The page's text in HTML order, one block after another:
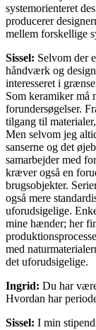
systemorienteret
producerer
mellem forskellige
Sissel: Selvom der
håndværk og
interesseret i
Som keramiker må
forundersøgelser.
tilgang til
Men selvom jeg
sanserne og det
samarbejder med
kræver også en
brugsobjekter.
også mere
uforudsigelige.
mine hænder; her
med
det uforudsigelige.
Ingrid: Du har
Hvordan har
Sissel: I min